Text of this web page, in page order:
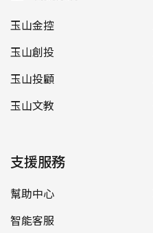
玉山金控
玉山創投
玉山投顧
玉山文教
支援服務
幫助中心
智能客服